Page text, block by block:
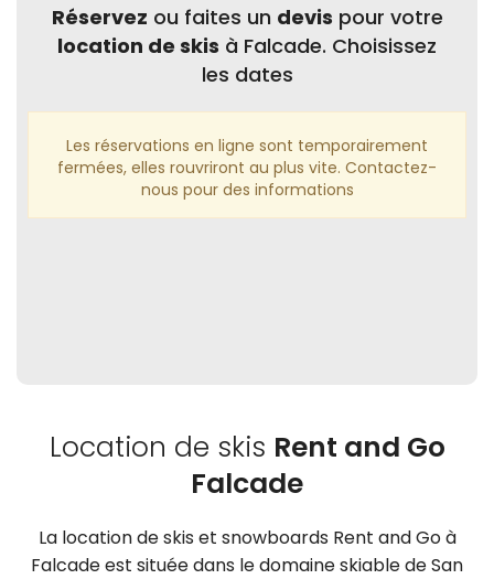
Réservez ou faites un devis pour votre
location de skis à Falcade. Choisissez
les dates
Les réservations en ligne sont temporairement
fermées, elles rouvriront au plus vite. Contactez-
nous pour des informations
Location de skis Rent and Go
Falcade
La location de skis et snowboards Rent and Go à
Falcade est situéedans le domaine skiable de San